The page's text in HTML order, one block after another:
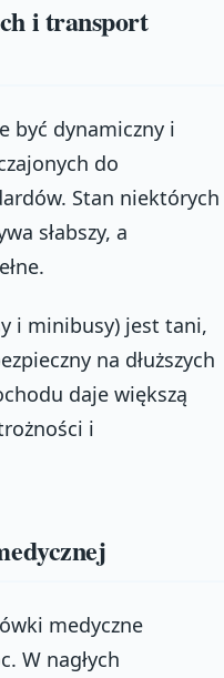
i transport
być dynamiczny i
do
Stan niektórych
słabszy, a
i minibusy) jest tani,
na dłuższych
daje większą
i
medyczne
W nagłych